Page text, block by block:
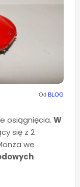
Od BLOG
osiągnięcia. W
się z 2
we